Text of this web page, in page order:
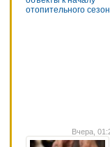
отопительного
Вчера,